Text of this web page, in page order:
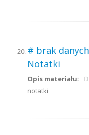
# brak
Notatki
Opis materiału:
notatki